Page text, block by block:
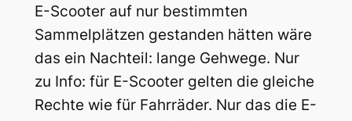
E-Scooter auf nur bestimmten
Sammelplätzen gestanden hätten wäre
das ein Nachteil: lange Gehwege. Nur
zu Info: für E-Scooter gelten die gleiche
Rechte wie für Fahrräder. Nur das die E-